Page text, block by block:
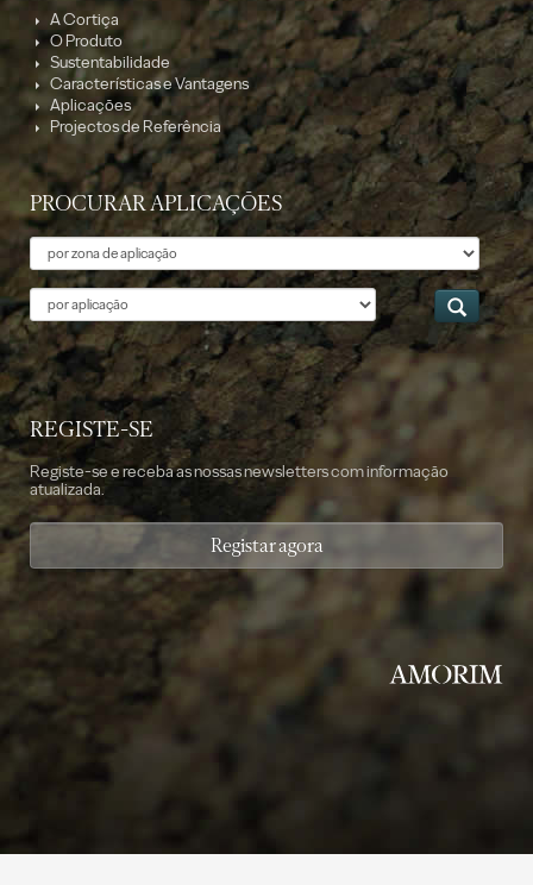
A Cortiça
O Produto
Sustentabilidade
Características e Vantagens
Aplicações
Projectos de Referência
PROCURAR APLICAÇÕES
Tema
Aplicação
REGISTE-SE
Registe-se e receba as nossas newsletters com informação
atualizada.
Registar agora